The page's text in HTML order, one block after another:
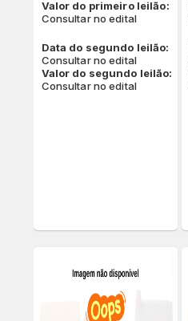
Valor do primeiro leilão:
Consultar no edital
Data do segundo leilão:
Consultar no edital
Valor do segundo leilão:
Consultar no edital